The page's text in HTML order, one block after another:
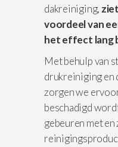
dakreiniging,
voordeel van
het effect lang
Met behulp van
drukreiniging en
zorgen we
beschadigd
gebeuren met en